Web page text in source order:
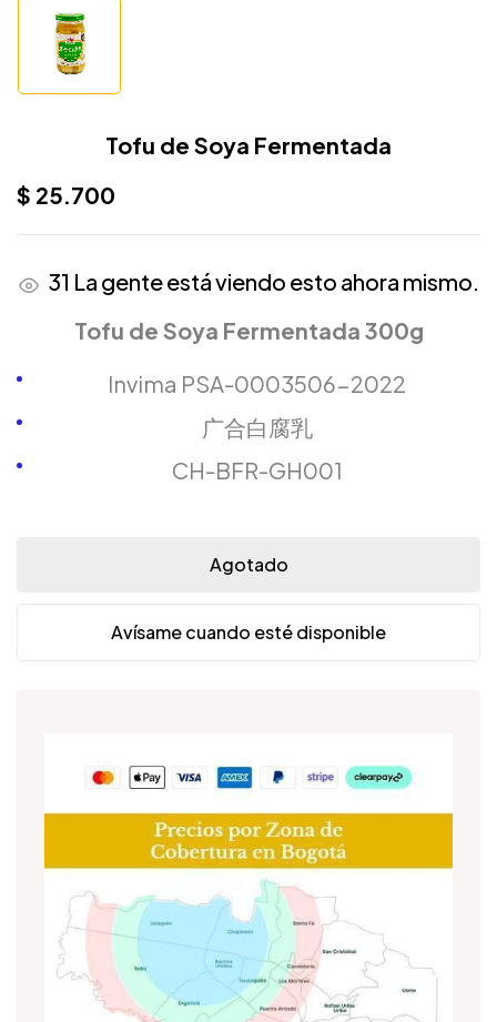
Tofu de Soya Fermentada
$ 25.700
31 La gente está viendo esto ahora mismo.
Tofu de Soya Fermentada 300g
Invima PSA-0003506-2022
广合白腐乳
CH-BFR-GH001
Agotado
Avísame cuando esté disponible